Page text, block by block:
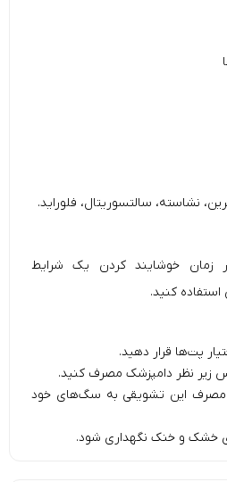
نشاسته، سالتسوریتال، فلوراید.
زمان خوشایند کردن یک شرایط
کنید.
پت‌ها قرار دهید.
زیر نظر دامپزشک مصرف کنید.
مصرف این تشویقی به سگ‌های خود
خشک و خنک نگهداری شود.